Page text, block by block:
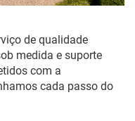
de qualidade
medida e suporte
com a
cada passo do